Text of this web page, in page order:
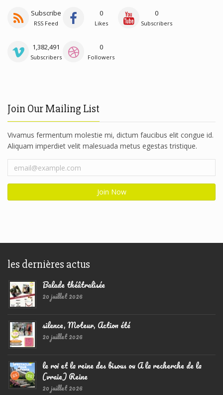
Subscribe
RSS Feed
0
Likes
0
Subscribers
1,382,491
Subscribers
0
Followers
Join Our Mailing List
Vivamus fermentum molestie mi, dictum faucibus elit congue id.
Aliquam imperdiet velit malesuada metus egestas tristique.
les dernières actus
Balade théâtralisée
20 juillet 2026
silence, Moteur, Action été
20 juillet 2026
le roi et la reine des bisous ou A la recherche de la
(vraie) Reine
20 juillet 2026